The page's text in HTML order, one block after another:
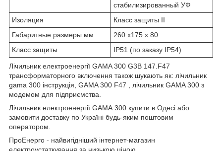
стабилизированный УФ
Изоляция
Класс защиты II
Габаритные размеры мм
260 х175 х 80
Класс защиты
IP51 (по заказу IP54)
Лічильник електроенергії GAMA 300 G3B 147.F47
трансформаторного включення також шукають як: лічильник
gama 300 інструкція, GAMA 300 F47 , лічильник GAMA 300 з
модемом для підприємства.
Лічильник електроенергії GAMA 300 купити в Одесі або
замовити доставку по Україні будь-яким поштовим
оператором.
ПроЕнерго - найвигідніший інтернет-магазин
електроустаткування за низькою ціною.